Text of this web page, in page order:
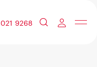
021 9268